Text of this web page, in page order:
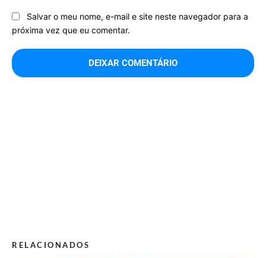
Salvar o meu nome, e-mail e site neste navegador para a
próxima vez que eu comentar.
RELACIONADOS